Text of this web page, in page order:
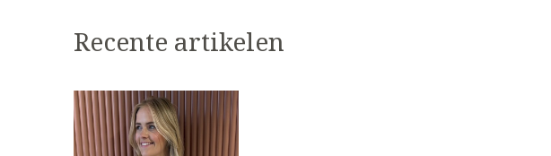
Recente artikelen